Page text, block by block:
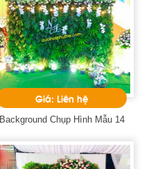
Giá: Liên hệ
Background Chụp Hình Mẫu 14